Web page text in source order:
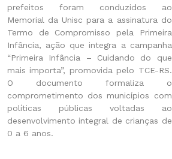
prefeitos foram conduzidos ao
Memorial da Unisc para a assinatura do
Termo de Compromisso pela Primeira
Infância, ação que integra a campanha
“Primeira Infância – Cuidando do que
mais importa”, promovida pelo TCE-RS.
O documento formaliza o
comprometimento dos municípios com
políticas públicas voltadas ao
desenvolvimento integral de crianças de
0 a 6 anos.